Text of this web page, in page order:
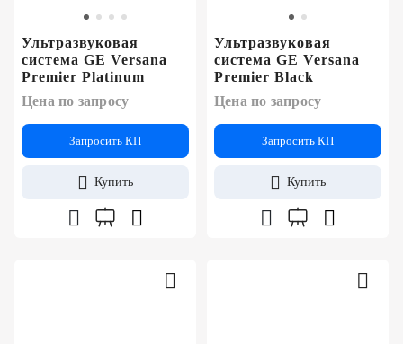
Ультразвуковая
система GE Versana
Premier Platinum
Цена по запросу
Запросить КП
Купить
Ультразвуковая
система GE Versana
Premier Black
Цена по запросу
Запросить КП
Купить